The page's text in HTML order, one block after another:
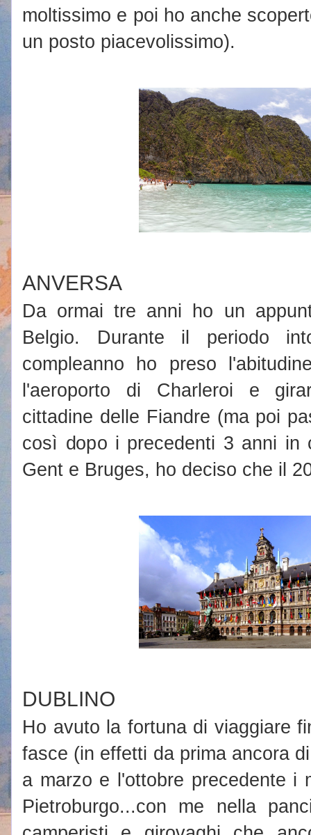
moltissimo e poi ho anche
un posto piacevolissimo).
ANVERSA
Da ormai tre anni ho un
Belgio. Durante il periodo
compleanno ho preso
l'aeroporto di Charleroi e
cittadine delle Fiandre (ma poi
così dopo i precedenti 3 anni in
Gent e Bruges, ho deciso che il
DUBLINO
Ho avuto la fortuna di viaggiare
fasce (in effetti da prima ancora
a marzo e l'ottobre precedente i
Pietroburgo...con me nella